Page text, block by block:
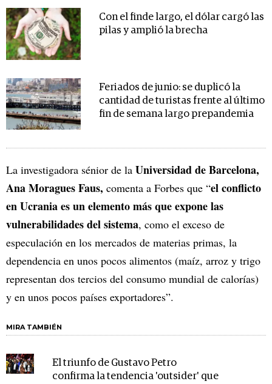
Con el finde largo, el dólar cargó las
pilas y amplió la brecha
Feriados de junio: se duplicó la
cantidad de turistas frente al último
fin de semana largo prepandemia
La investigadora sénior de la Universidad de Barcelona,
Ana Moragues Faus, comenta a Forbes que “el conflicto
en Ucrania es un elemento más que expone las
vulnerabilidades del sistema, como el exceso de
especulación en los mercados de materias primas, la
dependencia en unos pocos alimentos (maíz, arroz y trigo
representan dos tercios del consumo mundial de calorías)
y en unos pocos países exportadores”.
MIRA TAMBIÉN
El triunfo de Gustavo Petro
confirma la tendencia 'outsider' que